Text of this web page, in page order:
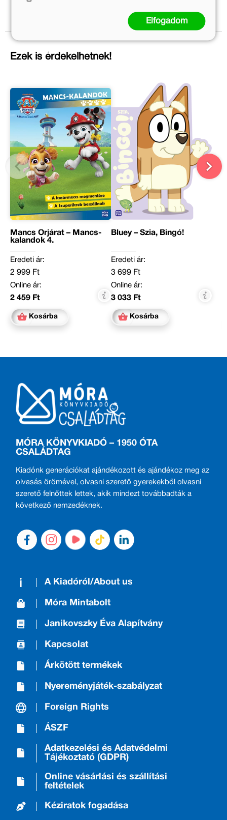
Ezek is érdekelhetnek!
Mancs Őrjárat – Mancs-
kalandok 4.
Eredeti ár:
2 999 Ft
Online ár:
2 459 Ft
Kosárba
Bluey – Szia, Bingó!
Eredeti ár:
3 699 Ft
Online ár:
3 033 Ft
Kosárba
MÓRA KÖNYVKIADÓ – 1950 ÓTA
CSALÁDTAG
Kiadónk generációkat ajándékozott és ajándékoz meg az
olvasás örömével, olvasni szerető gyerekekből olvasni
szerető felnőttek lettek, akik mindezt továbbadták a
következő nemzedéknek.
A Kiadóról/About us
Móra Mintabolt
Janikovszky Éva Alapítvány
Kapcsolat
Árkötött termékek
Nyereményjáték-szabályzat
Foreign Rights
ÁSZF
Adatkezelési és Adatvédelmi
Tájékoztató (GDPR)
Online vásárlási és szállítási
feltételek
Kéziratok fogadása
Elfogadom